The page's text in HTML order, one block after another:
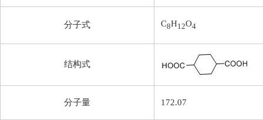
分子式 C8H12O4
结构式
分子量 172.07